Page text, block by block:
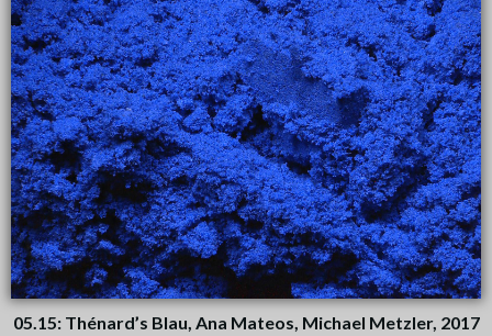
05.15: Thénard’s Blau, Ana Mateos, Michael Metzler, 2017